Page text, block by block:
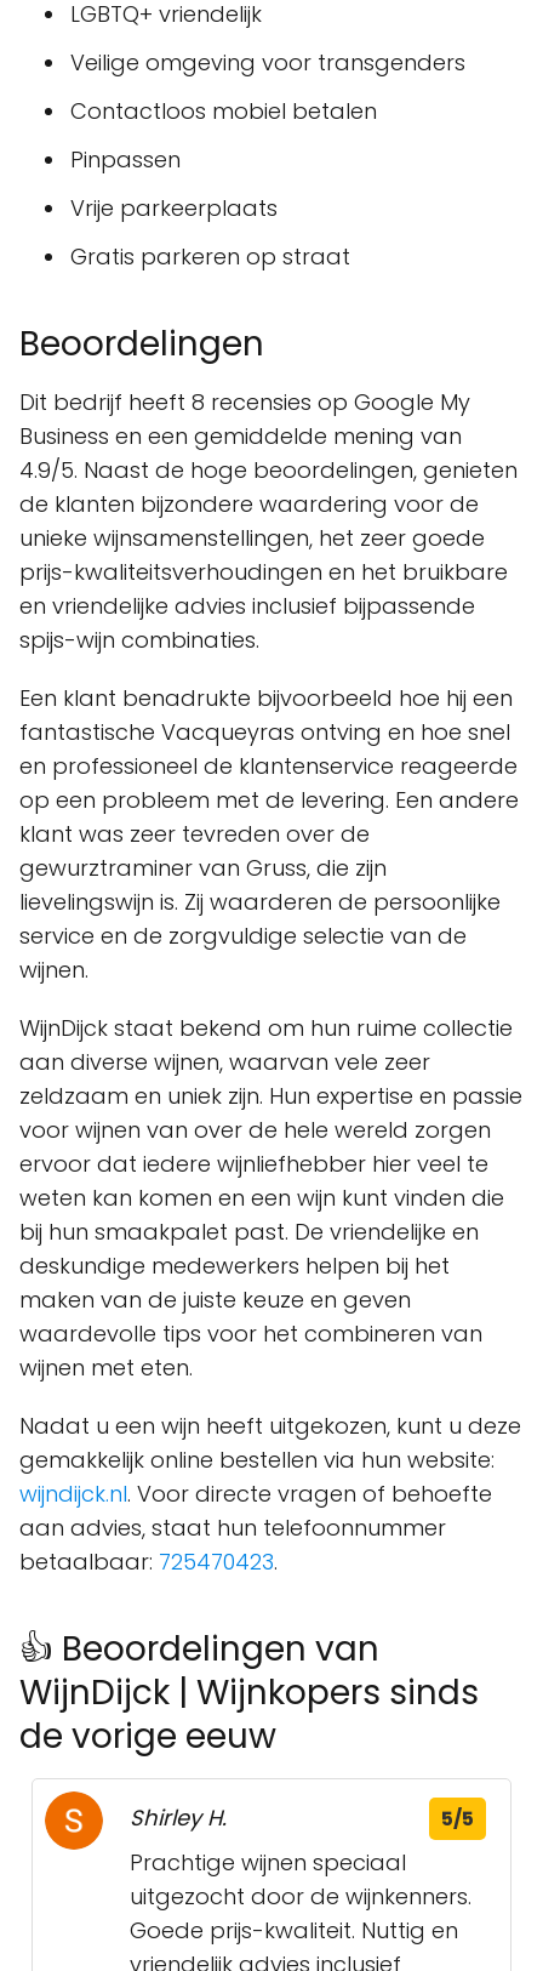
LGBTQ+ vriendelijk
Veilige omgeving voor transgenders
Contactloos mobiel betalen
Pinpassen
Vrije parkeerplaats
Gratis parkeren op straat
Beoordelingen
Dit bedrijf heeft 8 recensies op Google My
Business en een gemiddelde mening van
4.9/5. Naast de hoge beoordelingen, genieten
de klanten bijzondere waardering voor de
unieke wijnsamenstellingen, het zeer goede
prijs-kwaliteitsverhoudingen en het bruikbare
en vriendelijke advies inclusief bijpassende
spijs-wijn combinaties.
Een klant benadrukte bijvoorbeeld hoe hij een
fantastische Vacqueyras ontving en hoe snel
en professioneel de klantenservice reageerde
op een probleem met de levering. Een andere
klant was zeer tevreden over de
gewurztraminer van Gruss, die zijn
lievelingswijn is. Zij waarderen de persoonlijke
service en de zorgvuldige selectie van de
wijnen.
WijnDijck staat bekend om hun ruime collectie
aan diverse wijnen, waarvan vele zeer
zeldzaam en uniek zijn. Hun expertise en passie
voor wijnen van over de hele wereld zorgen
ervoor dat iedere wijnliefhebber hier veel te
weten kan komen en een wijn kunt vinden die
bij hun smaakpalet past. De vriendelijke en
deskundige medewerkers helpen bij het
maken van de juiste keuze en geven
waardevolle tips voor het combineren van
wijnen met eten.
Nadat u een wijn heeft uitgekozen, kunt u deze
gemakkelijk online bestellen via hun website:
wijndijck.nl. Voor directe vragen of behoefte
aan advies, staat hun telefoonnummer
betaalbaar: 725470423.
👍 Beoordelingen van
WijnDijck | Wijnkopers sinds
de vorige eeuw
Shirley H. 5/5
Prachtige wijnen speciaal
uitgezocht door de wijnkenners.
Goede prijs-kwaliteit. Nuttig en
vriendelijk advies inclusief